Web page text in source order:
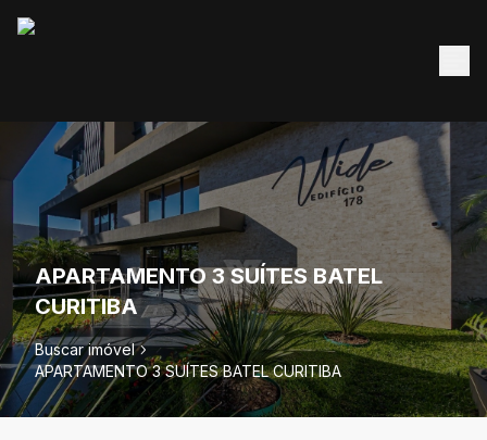
APARTAMENTO 3 SUÍTES BATEL
CURITIBA
Buscar imóvel
APARTAMENTO 3 SUÍTES BATEL CURITIBA